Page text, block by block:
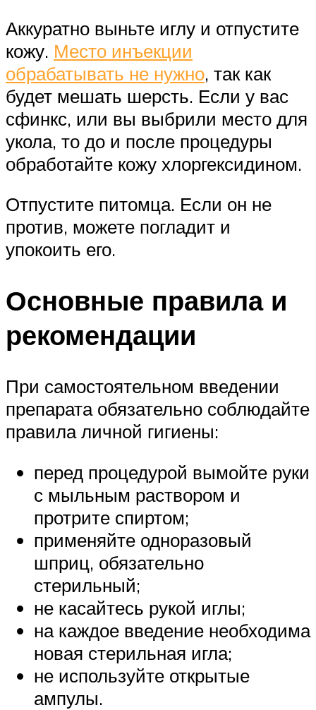
Аккуратно выньте иглу и отпустите
кожу. Место инъекции
обрабатывать не нужно, так как
будет мешать шерсть. Если у вас
сфинкс, или вы выбрили место для
укола, то до и после процедуры
обработайте кожу хлоргексидином.
Отпустите питомца. Если он не
против, можете погладит и
упокоить его.
Основные правила и
рекомендации
При самостоятельном введении
препарата обязательно соблюдайте
правила личной гигиены:
перед процедурой вымойте руки
с мыльным раствором и
протрите спиртом;
применяйте одноразовый
шприц, обязательно
стерильный;
не касайтесь рукой иглы;
на каждое введение необходима
новая стерильная игла;
не используйте открытые
ампулы.